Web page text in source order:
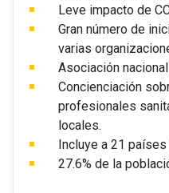
Leve impacto de
Gran número de
varias
Asociación nacional
Concienciación
profesionales
locales.
Incluye a 21
27.6% de la